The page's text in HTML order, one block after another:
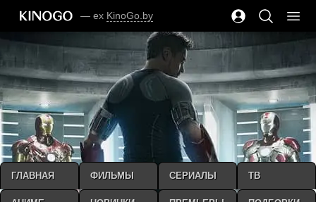
— ex KinoGo.by
ГЛАВНАЯ ФИЛЬМЫ СЕРИАЛЫ ТВ